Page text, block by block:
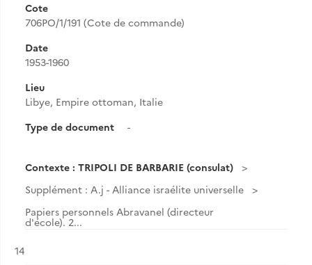
Cote
706PO/1/191 (Cote de commande)
Date
1953-1960
Lieu
Libye, Empire ottoman, Italie
Type de document
-
Contexte : TRIPOLI DE BARBARIE (consulat)
Supplément : A.j - Alliance israélite universelle
Papiers personnels Abravanel (directeur
d'école). 2...
Résultat n°
14